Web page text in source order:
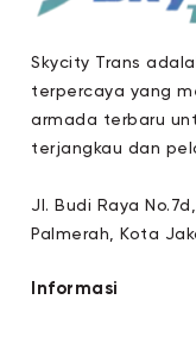
Skycity Trans
terpercaya yang
armada terbaru
terjangkau dan
Jl. Budi Raya
Palmerah, Kota
Informasi